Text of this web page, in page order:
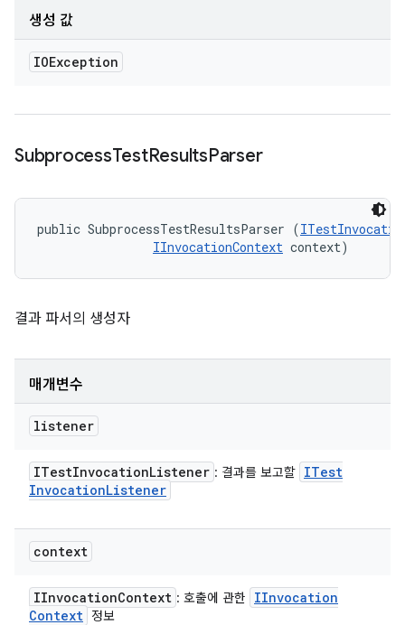
생성 값
IOException
SubprocessTestResultsParser
public SubprocessTestResultsParser (
IInvocationContext context)
결과 파서의 생성자
매개변수
listener
ITestInvocationListener : 결과를 보고할 ITest
InvocationListener
context
IInvocationContext : 호출에 관한
IInvocation
Context 정보